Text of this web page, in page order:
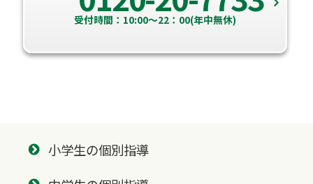
受付時間：10:00～22：00(年中無休)
小学生の個別指導